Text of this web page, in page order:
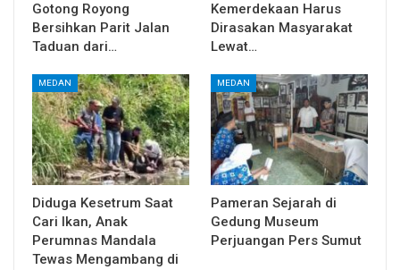
Gotong Royong
Bersihkan Parit Jalan
Taduan dari…
Kemerdekaan Harus
Dirasakan Masyarakat
Lewat…
MEDAN
Diduga Kesetrum Saat
Cari Ikan, Anak
Perumnas Mandala
Tewas Mengambang di
MEDAN
Pameran Sejarah di
Gedung Museum
Perjuangan Pers Sumut